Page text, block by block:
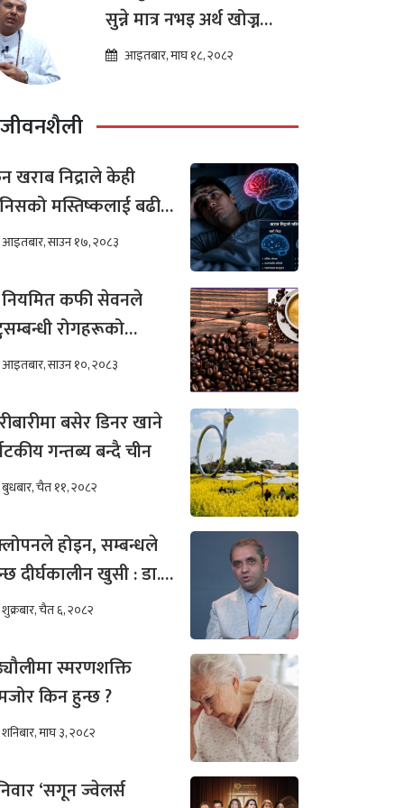
सुन्ने मात्र नभइ अर्थ खोज्न
थालेका छन : ज्योतिष तारा
आइतबार, माघ १८, २०८२
जीवनशैली
खराब निद्राले केही
मस्तिष्कलाई बढी
गर्छ ?
आइतबार, साउन १७, २०८३
कफी सेवनले
रोगहरूको
कम हुन्छ ?
आइतबार, साउन १०, २०८३
बसेर डिनर खाने
गन्तब्य बन्दै चीन
बुधबार, चैत ११, २०८२
होइन, सम्बन्धले
दीर्घकालीन खुसी : डा.
अख्तर
शुक्रबार, चैत ६, २०८२
स्मरणशक्ति
किन हुन्छ ?
शनिबार, माघ ३, २०८२
‘सगून ज्वेलर्स